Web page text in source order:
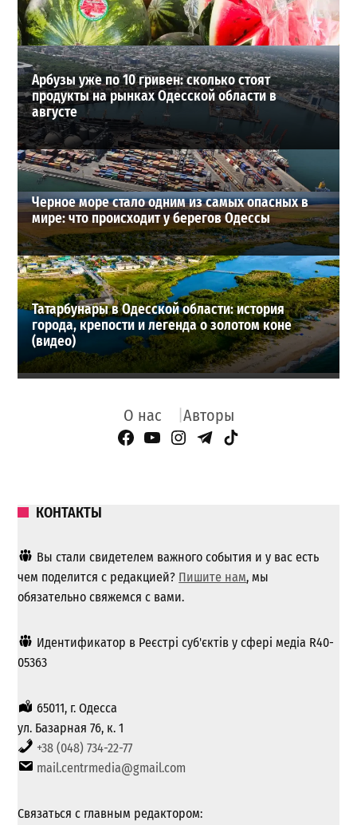
2026-08-02
ВИБОР РЕДАКЦИИ
Арбузы уже по 10 гривен: сколько стоят
продукты на рынках Одесской области в
августе
Черное море стало одним из самых опасных в
мире: что происходит у берегов Одессы
Татарбунары в Одесской области: история
города, крепости и легенда о золотом коне
(видео)
О нас Авторы
Facebook Page
YouTube
Instagram
Telegram
TikTok
КОНТАКТЫ
Вы стали свидетелем важного события и у вас есть
чем поделится с редакцией? Пишите нам, мы
обязательно свяжемся с вами.
Идентификатор в Реєстрі суб'єктів у сфері медіа R40-
05363
65011, г. Одесса
ул. Базарная 76, к. 1
+38 (048) 734-22-77
mail.centrmedia@gmail.com
Связаться с главным редактором: